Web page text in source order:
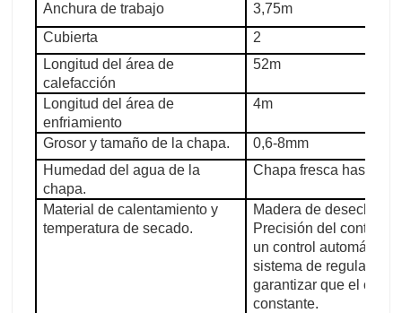
Anchura de trabajo
3,75m
Cubierta
2
Longitud del área de
calefacción
52m
Longitud del área de
enfriamiento
4m
Grosor y tamaño de la chapa.
0,6-8mm
Humedad del agua de la
chapa.
Chapa fresca hasta
Material de calentamiento y
temperatura de secado.
Madera de desecho,
Precisión del control
un control automático
sistema de regulación
garantizar que el
constante.